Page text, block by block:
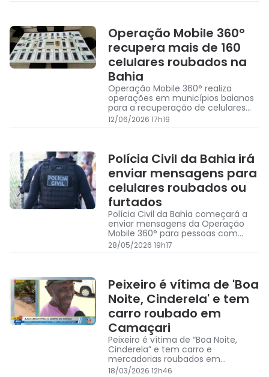
Operação Mobile 360°
recupera mais de 160
celulares roubados na
Bahia
Operação Mobile 360° realiza
operações em municípios baianos
para a recuperação de celulares
roubados
12/06/2026 17h19
Polícia Civil da Bahia irá
enviar mensagens para
celulares roubados ou
furtados
Polícia Civil da Bahia começará a
enviar mensagens da Operação
Mobile 360° para pessoas com
celulares roubados ou furtados
identificados pela investigação.
28/05/2026 19h17
Peixeiro é vítima de 'Boa
Noite, Cinderela' e tem
carro roubado em
Camaçari
Peixeiro é vítima de “Boa Noite,
Cinderela” e tem carro e
mercadorias roubados em
Camaçari
18/03/2026 12h46